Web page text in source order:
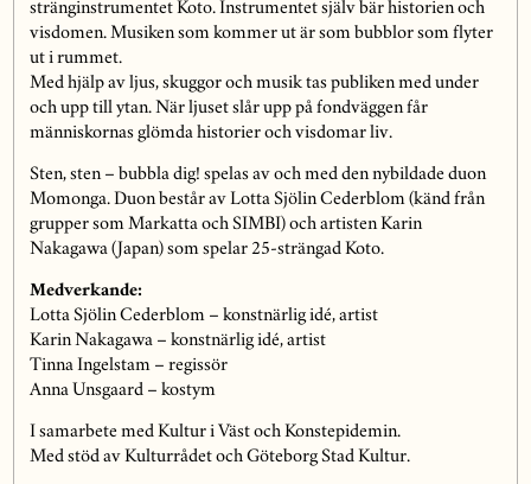
stränginstrumentet Koto. Instrumentet själv bär historien och
visdomen. Musiken som kommer ut är som bubblor som flyter
ut i rummet.
Med hjälp av ljus, skuggor och musik tas publiken med under
och upp till ytan. När ljuset slår upp på fondväggen får
människornas glömda historier och visdomar liv.
Sten, sten – bubbla dig! spelas av och med den nybildade duon
Momonga. Duon består av Lotta Sjölin Cederblom (känd från
grupper som Markatta och SIMBI) och artisten Karin
Nakagawa (Japan) som spelar 25-strängad Koto.
Medverkande:
Lotta Sjölin Cederblom – konstnärlig idé, artist
Karin Nakagawa – konstnärlig idé, artist
Tinna Ingelstam – regissör
Anna Unsgaard – kostym
I samarbete med Kultur i Väst och Konstepidemin.
Med stöd av Kulturrådet och Göteborg Stad Kultur.